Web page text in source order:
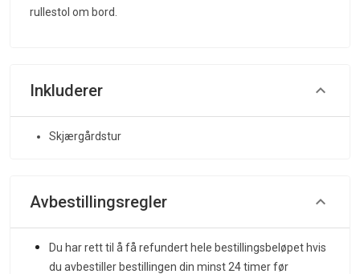
rullestol om bord.
Inkluderer
Skjærgårdstur
Avbestillingsregler
Du har rett til å få refundert hele bestillingsbeløpet hvis
du avbestiller bestillingen din minst 24 timer før